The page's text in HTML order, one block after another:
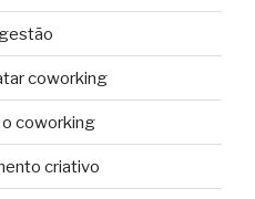
coworking
o coworking
criativo